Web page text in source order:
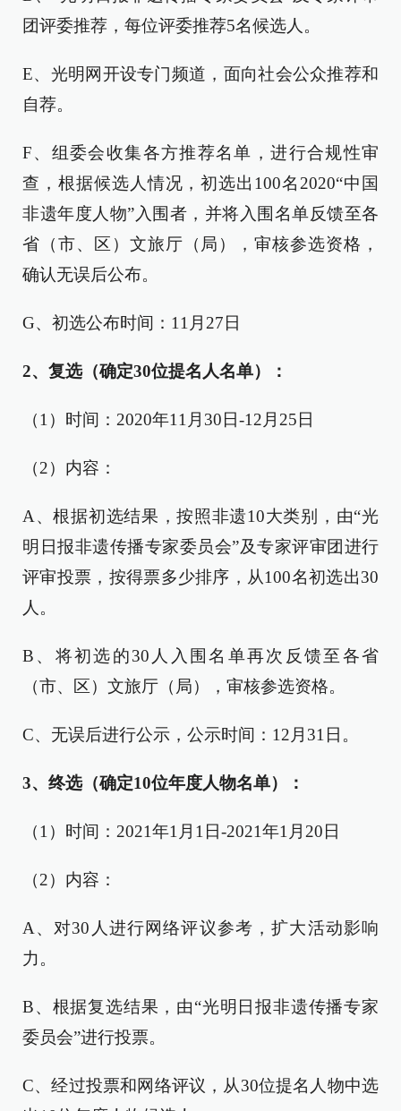
团评委推荐，每位评委推荐5名候选人。
E、光明网开设专门频道，面向社会公众推荐和
自荐。
F、组委会收集各方推荐名单，进行合规性审
查，根据候选人情况，初选出100名2020“中国
非遗年度人物”入围者，并将入围名单反馈至各
省（市、区）文旅厅（局），审核参选资格，
确认无误后公布。
G、初选公布时间：11月27日
2、复选（确定30位提名人名单）：
（1）时间：2020年11月30日-12月25日
（2）内容：
A、根据初选结果，按照非遗10大类别，由“光
明日报非遗传播专家委员会”及专家评审团进行
评审投票，按得票多少排序，从100名初选出30
人。
B、将初选的30人入围名单再次反馈至各省
（市、区）文旅厅（局），审核参选资格。
C、无误后进行公示，公示时间：12月31日。
3、终选（确定10位年度人物名单）：
（1）时间：2021年1月1日-2021年1月20日
（2）内容：
A、对30人进行网络评议参考，扩大活动影响
力。
B、根据复选结果，由“光明日报非遗传播专家
委员会”进行投票。
C、经过投票和网络评议，从30位提名人物中选